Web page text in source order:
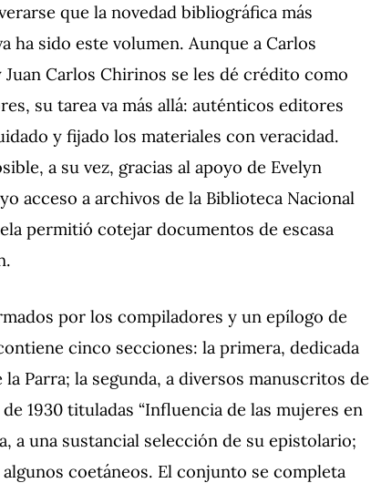
que la novedad bibliográfica más
ha sido este volumen. Aunque a Carlos
Juan Carlos Chirinos se les dé crédito como
su tarea va más allá: auténticos editores
y fijado los materiales con veracidad.
a su vez, gracias al apoyo de Evelyn
acceso a archivos de la Biblioteca Nacional
permitió cotejar documentos de escasa
por los compiladores y un epílogo de
cinco secciones: la primera, dedicada
Parra; la segunda, a diversos manuscritos de
1930 tituladas “Influencia de las mujeres en
a una sustancial selección de su epistolario;
coetáneos. El conjunto se completa